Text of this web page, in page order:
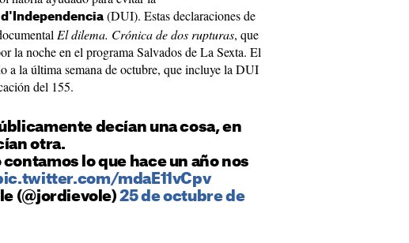
(DUI). Estas declaraciones de
El dilema. Crónica de dos rupturas, que
la noche en el programa Salvados de La Sexta. El
a la última semana de octubre, que incluye la DUI
del 155.
decían una cosa, en
otra.
contamos lo que hace un año nos
mdaE11vCpv
(@jordievole)25 de octubre de